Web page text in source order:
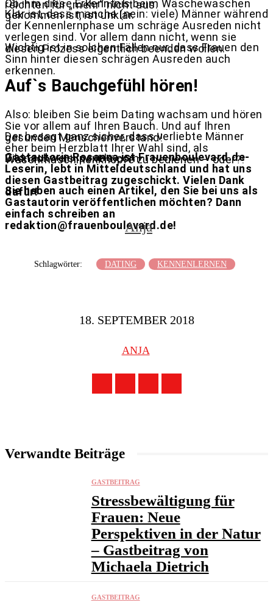
reichten für „mehr“ nicht aus.
Ob ihm diese Erkenntnis beim Wäschewaschen
gekommen ist, ist unklar.
Klar ist, dass manche (nein: viele) Männer während
der Kennenlernphase um schräge Ausreden nicht
verlegen sind. Vor allem dann nicht, wenn sie
diesen Prozess eigentlich beenden wollen.
Wichtig ist in solchen Fällen nur, dass Frauen den
Sinn hinter diesen schrägen Ausreden auch
erkennen.
Auf`s Bauchgefühl hören!
Also: bleiben Sie beim Dating wachsam und hören
Sie vor allem auf Ihren Bauch. Und auf Ihren
gesunden Menschenverstand!
Der besagt ganz sicher, dass verliebte Männer
eher beim Herzblatt Ihrer Wahl sind, als
Waschmaschinenknöpfe zu bedienen – oder?!
Bildnachweis: pexels.com
Gastautorin Rosanna ist Frauenboulevard.de-
Leserin, lebt in Mitteldeutschland und hat uns
diesen Gastbeitrag zugeschickt. Vielen Dank
dafür!
Sie haben auch einen Artikel, den Sie bei uns als
Gastautorin veröffentlichen möchten? Dann
einfach schreiben an
redaktion@frauenboulevard.de!
Anja
Schlagwörter: DATING KENNENLERNEN
18. SEPTEMBER 2018
ANJA
Verwandte Beiträge
GASTBEITRAG
Stressbewältigung für
Frauen: Neue
Perspektiven in der Natur
– Gastbeitrag von
Michaela Dietrich
GASTBEITRAG